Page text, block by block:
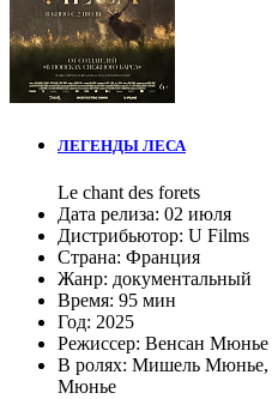
ЛЕГЕНДЫ ЛЕСА
Le chant des forets
Дата релиза: 02 июля
Дистрибьютор: U Films
Страна: Франция
Жанр: документальный
Время: 95 мин
Год: 2025
Режиссер: Венсан Мюнье
В ролях: Мишель Мюнье,
Мюнье